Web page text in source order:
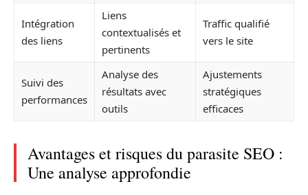
Intégration
des liens
Liens
contextualisés et
pertinents
Traffic qualifié
vers le site
Suivi des
performances
Analyse des
résultats avec
outils
Ajustements
stratégiques
efficaces
Avantages et risques du parasite SEO :
Une analyse approfondie